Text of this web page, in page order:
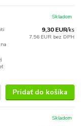
9,30 EUR/ks
7,56 EUR bez DPH
Skladom
Pridať do košíka
Skladom